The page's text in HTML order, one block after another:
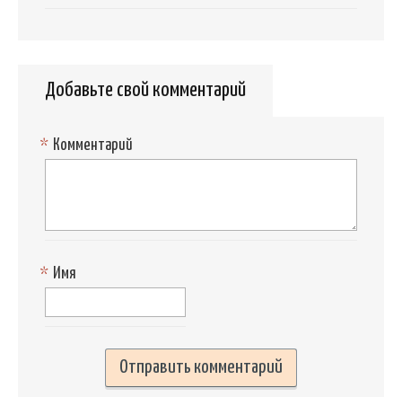
Добавьте свой комментарий
Комментарий
*
Имя
*